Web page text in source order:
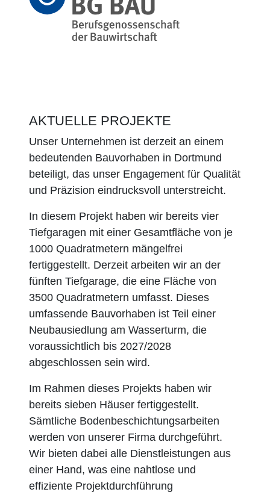
AKTUELLE PROJEKTE
Unser Unternehmen ist derzeit an einem
bedeutenden Bauvorhaben in Dortmund
beteiligt, das unser Engagement für Qualität
und Präzision eindrucksvoll unterstreicht.
In diesem Projekt haben wir bereits vier
Tiefgaragen mit einer Gesamtfläche von je
1000 Quadratmetern mängelfrei
fertiggestellt. Derzeit arbeiten wir an der
fünften Tiefgarage, die eine Fläche von
3500 Quadratmetern umfasst. Dieses
umfassende Bauvorhaben ist Teil einer
Neubausiedlung am Wasserturm, die
voraussichtlich bis 2027/2028
abgeschlossen sein wird.
Im Rahmen dieses Projekts haben wir
bereits sieben Häuser fertiggestellt.
Sämtliche Bodenbeschichtungsarbeiten
werden von unserer Firma durchgeführt.
Wir bieten dabei alle Dienstleistungen aus
einer Hand, was eine nahtlose und
effiziente Projektdurchführung